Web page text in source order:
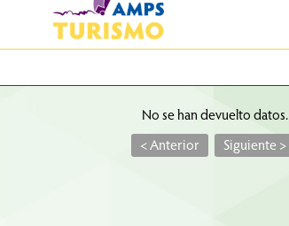
No se han devuelto datos.
<Anterior Siguiente >